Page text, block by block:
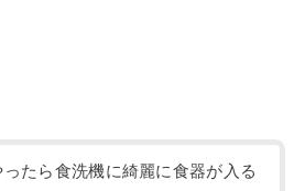
ったら食洗機に綺麗に食器が入る